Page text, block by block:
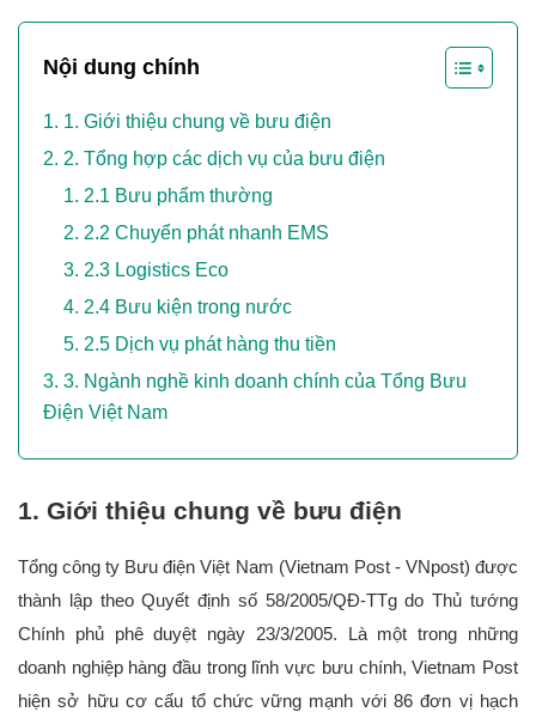
Nội dung chính
1. Giới thiệu chung về bưu điện
2. Tổng hợp các dịch vụ của bưu điện
2.1 Bưu phẩm thường
2.2 Chuyển phát nhanh EMS
2.3 Logistics Eco
2.4 Bưu kiện trong nước
2.5 Dịch vụ phát hàng thu tiền
3. Ngành nghề kinh doanh chính của Tổng Bưu
Điện Việt Nam
1. Giới thiệu chung về bưu điện
Tổng công ty Bưu điện Việt Nam (Vietnam Post - VNpost) được
thành lập theo Quyết định số 58/2005/QĐ-TTg do Thủ tướng
Chính phủ phê duyệt ngày 23/3/2005. Là một trong những
doanh nghiệp hàng đầu trong lĩnh vực bưu chính, Vietnam Post
hiện sở hữu cơ cấu tổ chức vững mạnh với 86 đơn vị hạch